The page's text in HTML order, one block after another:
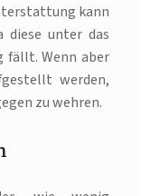
kann
diese unter das
fällt. Wenn aber
werden,
zu wehren.